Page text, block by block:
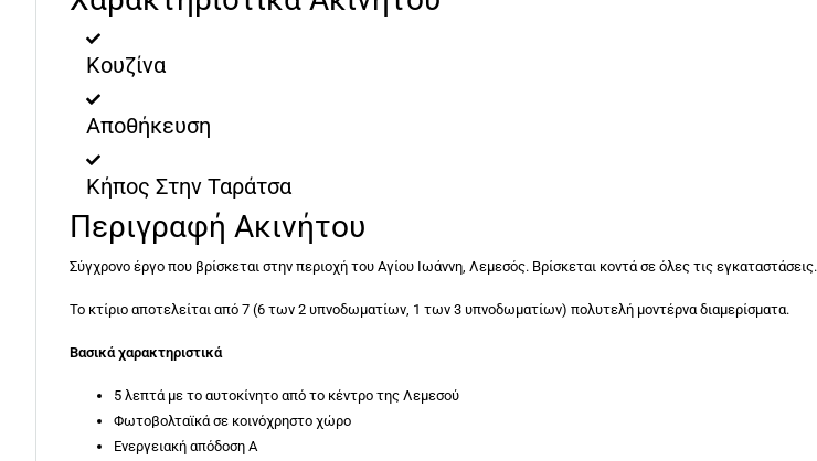
Κουζίνα
Αποθήκευση
Κήπος Στην Ταράτσα
Περιγραφή Ακινήτου
Σύγχρονο έργο που βρίσκεται στην περιοχή του Αγίου Ιωάννη, Λεμεσός. Βρίσκεται κοντά σε όλες τις εγκαταστάσεις.
Το κτίριο αποτελείται από 7 (6 των 2 υπνοδωματίων, 1 των 3 υπνοδωματίων) πολυτελή μοντέρνα διαμερίσματα.
Βασικά χαρακτηριστικά
5 λεπτά με το αυτοκίνητο από το κέντρο της Λεμεσού
Φωτοβολταϊκά σε κοινόχρηστο χώρο
Ενεργειακή απόδοση Α